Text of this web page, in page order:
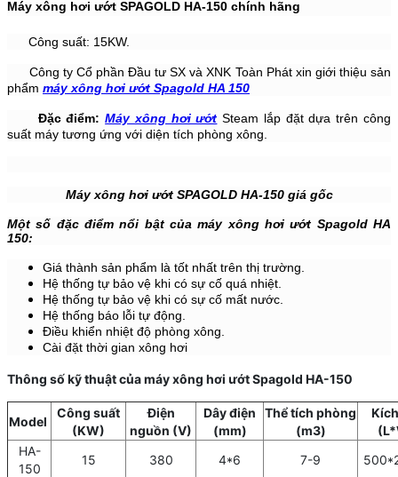
Máy xông hơi ướt SPAGOLD HA-150 chính hãng
Công suất: 15KW.
Công ty Cổ phần Đầu tư SX và XNK Toàn Phát xin giới thiệu sản
phẩm máy xông hơi ướt Spagold HA 150
Đặc điểm: Máy xông hơi ướt Steam lắp đặt dựa trên công
suất máy tương ứng với diện tích phòng xông.
Máy xông hơi ướt SPAGOLD HA-150 giá gốc
Một số đặc điểm nổi bật của máy xông hơi ướt Spagold HA
150:
Giá thành sản phẩm là tốt nhất trên thị trường.
Hệ thống tự bảo vệ khi có sự cố quá nhiệt.
Hệ thống tự bảo vệ khi có sự cố mất nước.
Hệ thống báo lỗi tự động.
Điều khiển nhiệt độ phòng xông.
Cài đặt thời gian xông hơi
Thông số kỹ thuật của máy xông hơi ướt Spagold HA-150
Model
Công suất
(KW)
Điện
nguồn (V)
Dây điện
(mm)
Thể tích phòng
(m3)
HA-
150
15 380 4*6 7-9